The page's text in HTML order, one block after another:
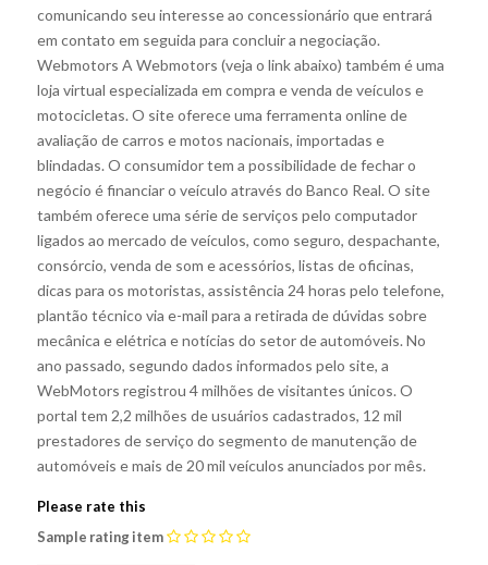
comunicando seu interesse ao concessionário que entrará
em contato em seguida para concluir a negociação.
Webmotors A Webmotors (veja o link abaixo) também é uma
loja virtual especializada em compra e venda de veículos e
motocicletas. O site oferece uma ferramenta online de
avaliação de carros e motos nacionais, importadas e
blindadas. O consumidor tem a possibilidade de fechar o
negócio é financiar o veículo através do Banco Real. O site
também oferece uma série de serviços pelo computador
ligados ao mercado de veículos, como seguro, despachante,
consórcio, venda de som e acessórios, listas de oficinas,
dicas para os motoristas, assistência 24 horas pelo telefone,
plantão técnico via e-mail para a retirada de dúvidas sobre
mecânica e elétrica e notícias do setor de automóveis. No
ano passado, segundo dados informados pelo site, a
WebMotors registrou 4 milhões de visitantes únicos. O
portal tem 2,2 milhões de usuários cadastrados, 12 mil
prestadores de serviço do segmento de manutenção de
automóveis e mais de 20 mil veículos anunciados por mês.
Please rate this
Sample rating item